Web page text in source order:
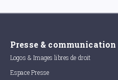
Presse & communication
Logos & Images libres de droit
Espace Presse